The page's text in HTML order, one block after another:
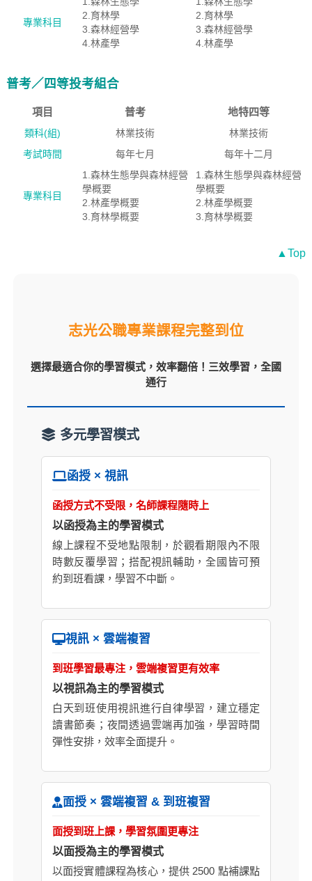
專業科目
2.育林學
3.森林經營學
4.林產學
2.育林學
3.森林經營學
4.林產學
普考／四等投考組合
項目 普考 地特四等
類科(組) 林業技術
林業技術
考試時間
每年七月 每年十二月
專業科目
1.森林生態學與森林經營
學概要
2.林產學概要
3.育林學概要
1.森林生態學與森林經營
學概要
2.林產學概要
3.育林學概要
▲Top
志光公職專業課程完整到位
選擇最適合你的學習模式，效率翻倍！三效學習，全國
通行
多元學習模式
函授 × 視訊
函授方式不受限，名師課程隨時上
以函授為主的學習模式
線上課程不受地點限制，於觀看期限內不限
時數反覆學習；搭配視訊輔助，全國皆可預
約到班看課，學習不中斷。
視訊 × 雲端複習
到班學習最專注，雲端複習更有效率
以視訊為主的學習模式
白天到班使用視訊進行自律學習，建立穩定
讀書節奏；夜間透過雲端再加強，學習時間
彈性安排，效率全面提升。
面授 × 雲端複習 & 到班複習
面授到班上課，學習氛圍更專注
以面授為主的學習模式
以面授實體課程為核心，提供 2500 點補課點